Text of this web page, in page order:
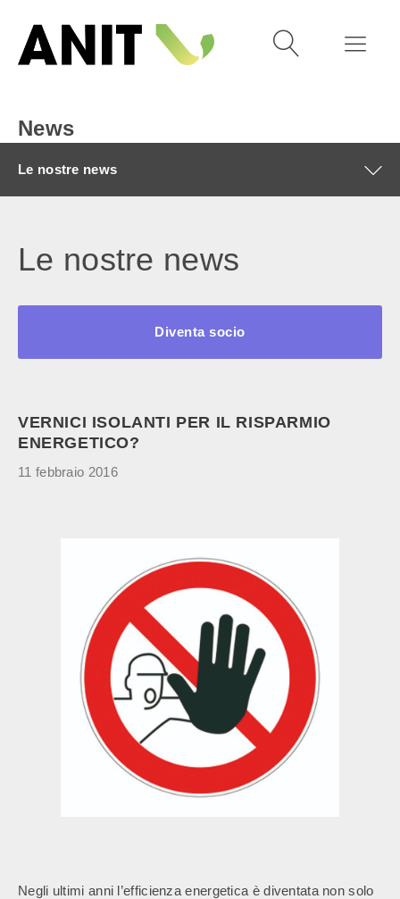
News
Le nostre news
Le nostre news
Diventa socio
VERNICI ISOLANTI PER IL RISPARMIO
ENERGETICO?
11 febbraio 2016
Negli ultimi anni l’efficienza energetica è diventata non solo